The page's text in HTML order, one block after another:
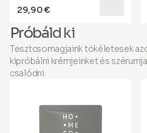
Stamp rendkívül finom, 0.50
mm-es mikrotűket használ,
hogy simább, feszesebb
megjelenésű bőrt és
egészségesebbnek tűnő
fejbőrt tárjon fel –
időpontfoglalás nélkül.
29,90 €
Próbáld ki
Tesztcsomagjaink tökéletesek
kipróbálni krémjeinket és
csalódni.